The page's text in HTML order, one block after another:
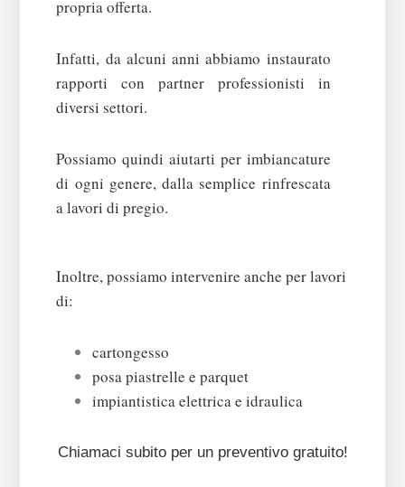
propria offerta.
Infatti, da alcuni anni abbiamo instaurato
rapporti con partner professionisti in
diversi settori.
Possiamo quindi aiutarti per imbiancature
di ogni genere, dalla semplice rinfrescata
a lavori di pregio.
Inoltre, possiamo intervenire anche per lavori
di:
cartongesso
posa piastrelle e parquet
impiantistica elettrica e idraulica
Chiamaci subito per un preventivo gratuito!